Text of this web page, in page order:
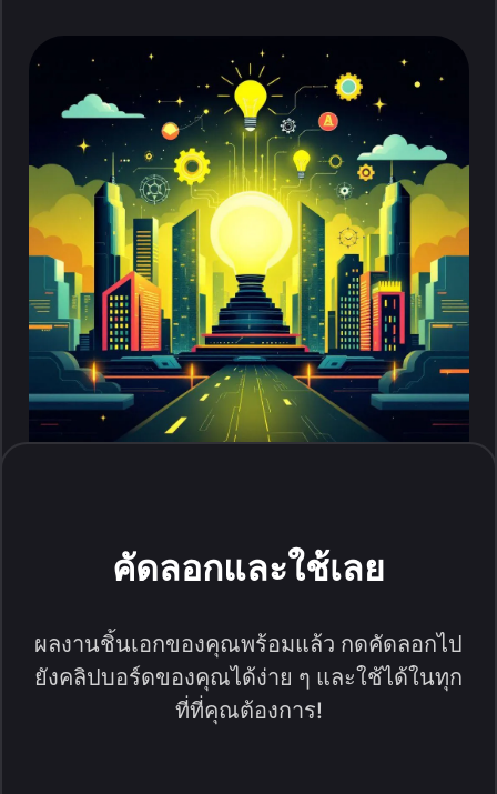
คัดลอกและใช้เลย
ผลงานชิ้นเอกของคุณพร้อมแล้ว กดคัดลอกไป
ยังคลิปบอร์ดของคุณได้ง่าย ๆ และใช้ได้ในทุก
ที่ที่คุณต้องการ!